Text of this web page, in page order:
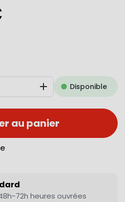
AugmenterDisponible
au panier
72h heures ouvrées